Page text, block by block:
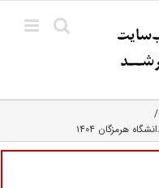
هرمزگان ۱۴۰۴